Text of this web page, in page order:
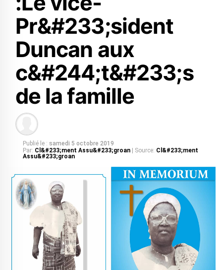
Pr&#233;sident
Duncan aux
c&#244;t&#233;s
de la famille
Publié le : samedi 5 octobre 2019
Par: Cl&#233;ment Assu&#233;groan | Source: Cl&#233;ment
Assu&#233;groan